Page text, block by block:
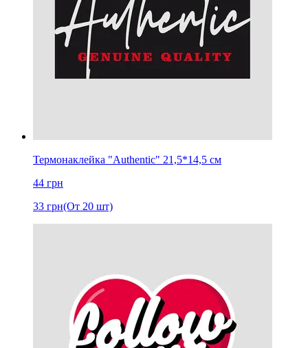
Термонаклейка "Authentic" 21,5*14,5 см
44 грн
33 грн(От 20 шт)